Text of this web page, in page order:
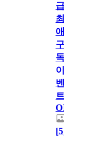
급!
최
애
구
독
이
벤
트
OPEN!
[5]